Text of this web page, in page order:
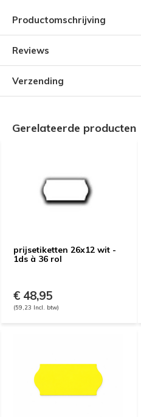
Productomschrijving
Reviews
Verzending
Gerelateerde producten
prijsetiketten 26x12 wit -
1ds à 36 rol
€ 48,95
(59,23 Incl. btw)